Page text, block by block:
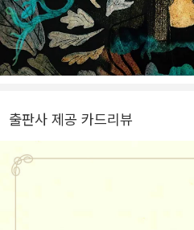
출판사 제공 카드리뷰